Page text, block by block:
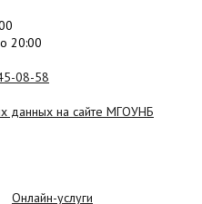
20:00
08-58
данных на сайте МГОУНБ
Онлайн-услуги